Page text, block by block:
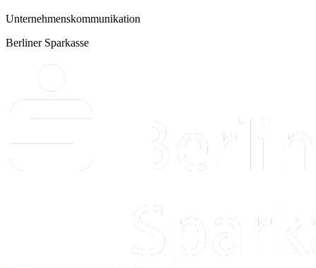
Unternehmenskommunikation
Berliner Sparkasse